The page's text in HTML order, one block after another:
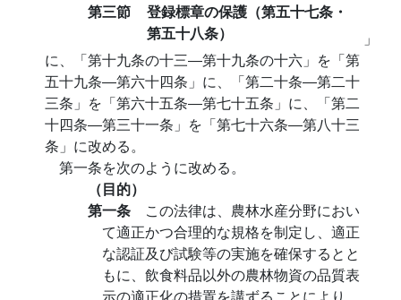
第三節
登録標章の保護（第五十七条・
第五十八条）
」
に、「第十九条の十三―第十九条の十六」を「第
五十九条―第六十四条」に、「第二十条―第二十
三条」を「第六十五条―第七十五条」に、「第二
十四条―第三十一条」を「第七十六条―第八十三
条」に改める。
第一条を次のように改める。
（目的）
第一条 この法律は、農林水産分野におい
て適正かつ合理的な規格を制定し、適正
な認証及び試験等の実施を確保するとと
もに、飲食料品以外の農林物資の品質表